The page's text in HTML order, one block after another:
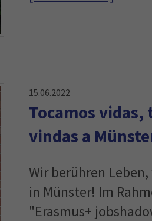
15.06.2022
Tocamos vidas,
vindas a
Wir berühren
in Münster! Im
"Erasmus+